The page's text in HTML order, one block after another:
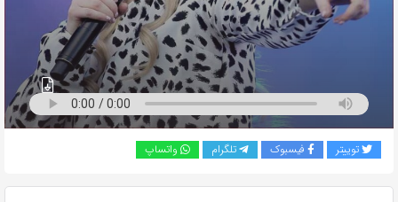
توییتر فیسبوک تلگرام واتساپ